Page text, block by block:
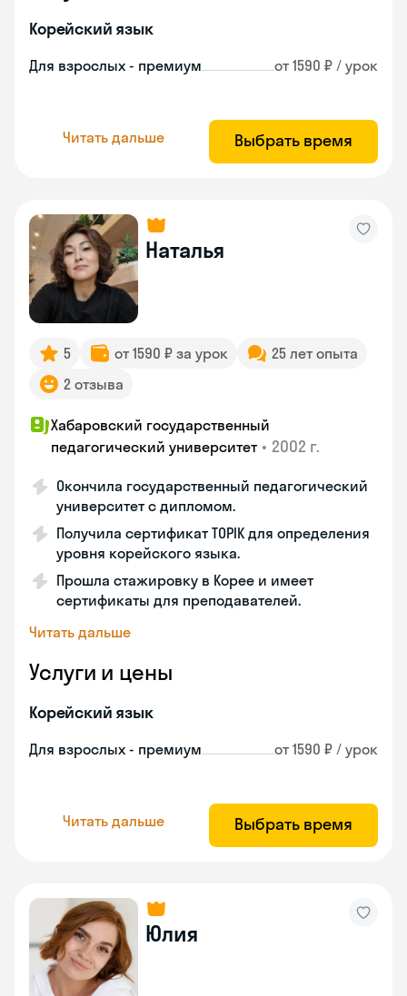
Корейский язык
Для взрослых - премиум от 1590 ₽ / урок
Читать дальше Выбрать время
Наталья
5 от 1590 ₽ за урок
25 лет опыта
2 отзыва
Хабаровский государственный
педагогический университет • 2002 г.
Окончила государственный педагогический
университет с дипломом.
Получила сертификат TOPIK для определения
уровня корейского языка.
Прошла стажировку в Корее и имеет
сертификаты для преподавателей.
Читать дальше
Услуги и цены
Корейский язык
Для взрослых - премиум от 1590 ₽ / урок
Читать дальше Выбрать время
Юлия